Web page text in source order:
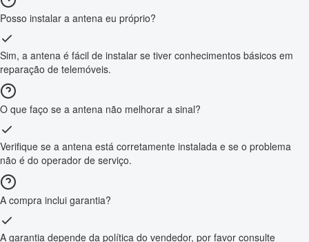
Posso instalar a antena eu próprio?
Sim, a antena é fácil de instalar se tiver conhecimentos básicos em
reparação de telemóveis.
O que faço se a antena não melhorar a sinal?
Verifique se a antena está corretamente instalada e se o problema
não é do operador de serviço.
A compra inclui garantia?
A garantia depende da política do vendedor, por favor consulte